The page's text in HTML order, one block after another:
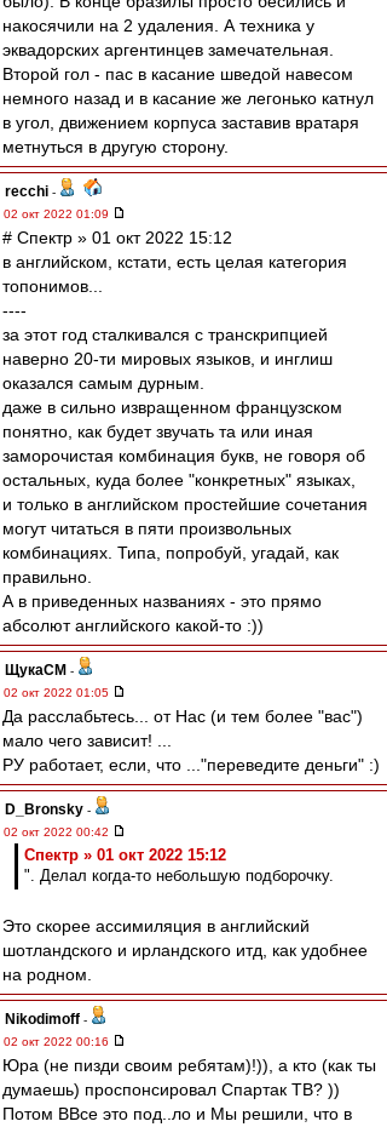
накосячили на 2 удаления. А техника у
эквадорских аргентинцев замечательная.
Второй гол - пас в касание шведой навесом
немного назад и в касание же легонько катнул
в угол, движением корпуса заставив вратаря
метнуться в другую сторону.
recchi -
02 окт 2022 01:09
# Спектр » 01 окт 2022 15:12
в английском, кстати, есть целая категория
топонимов...
----
за этот год сталкивался с транскрипцией
наверно 20-ти мировых языков, и инглиш
оказался самым дурным.
даже в сильно извращенном французском
понятно, как будет звучать та или иная
заморочистая комбинация букв, не говоря об
остальных, куда более "конкретных" языках,
и только в английском простейшие сочетания
могут читаться в пяти произвольных
комбинациях. Типа, попробуй, угадай, как
правильно.
А в приведенных названиях - это прямо
абсолют английского какой-то :))
ЩукаСМ -
02 окт 2022 01:05
Да расслабьтесь... от Нас (и тем более "вас")
мало чего зависит! ...
РУ работает, если, что ..."переведите деньги" :)
D_Bronsky -
02 окт 2022 00:42
Спектр » 01 окт 2022 15:12
". Делал когда-то небольшую подборочку.
Это скорее ассимиляция в английский
шотландского и ирландского итд, как удобнее
на родном.
Nikodimoff -
02 окт 2022 00:16
Юра (не пизди своим ребятам)!)), а кто (как ты
думаешь) проспонсировал Спартак ТВ? ))
Потом ВВсе это под..ло и Мы решили, что в